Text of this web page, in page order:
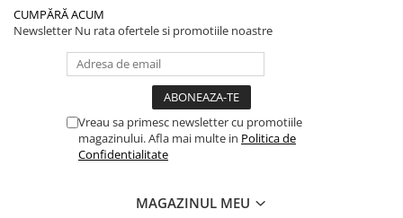
CUMPĂRĂ ACUM
Newsletter Nu rata ofertele si promotiile noastre
Vreau sa primesc newsletter cu promotiile
magazinului. Afla mai multe in Politica de
Confidentialitate
MAGAZINUL MEU